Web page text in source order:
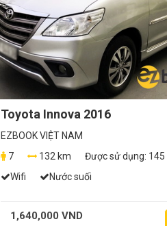
Toyota Innova 2016
EZBOOK VIỆT NAM
7
132 km Được sử dụng: 145
Wifi
Nước suối
1,640,000 VND